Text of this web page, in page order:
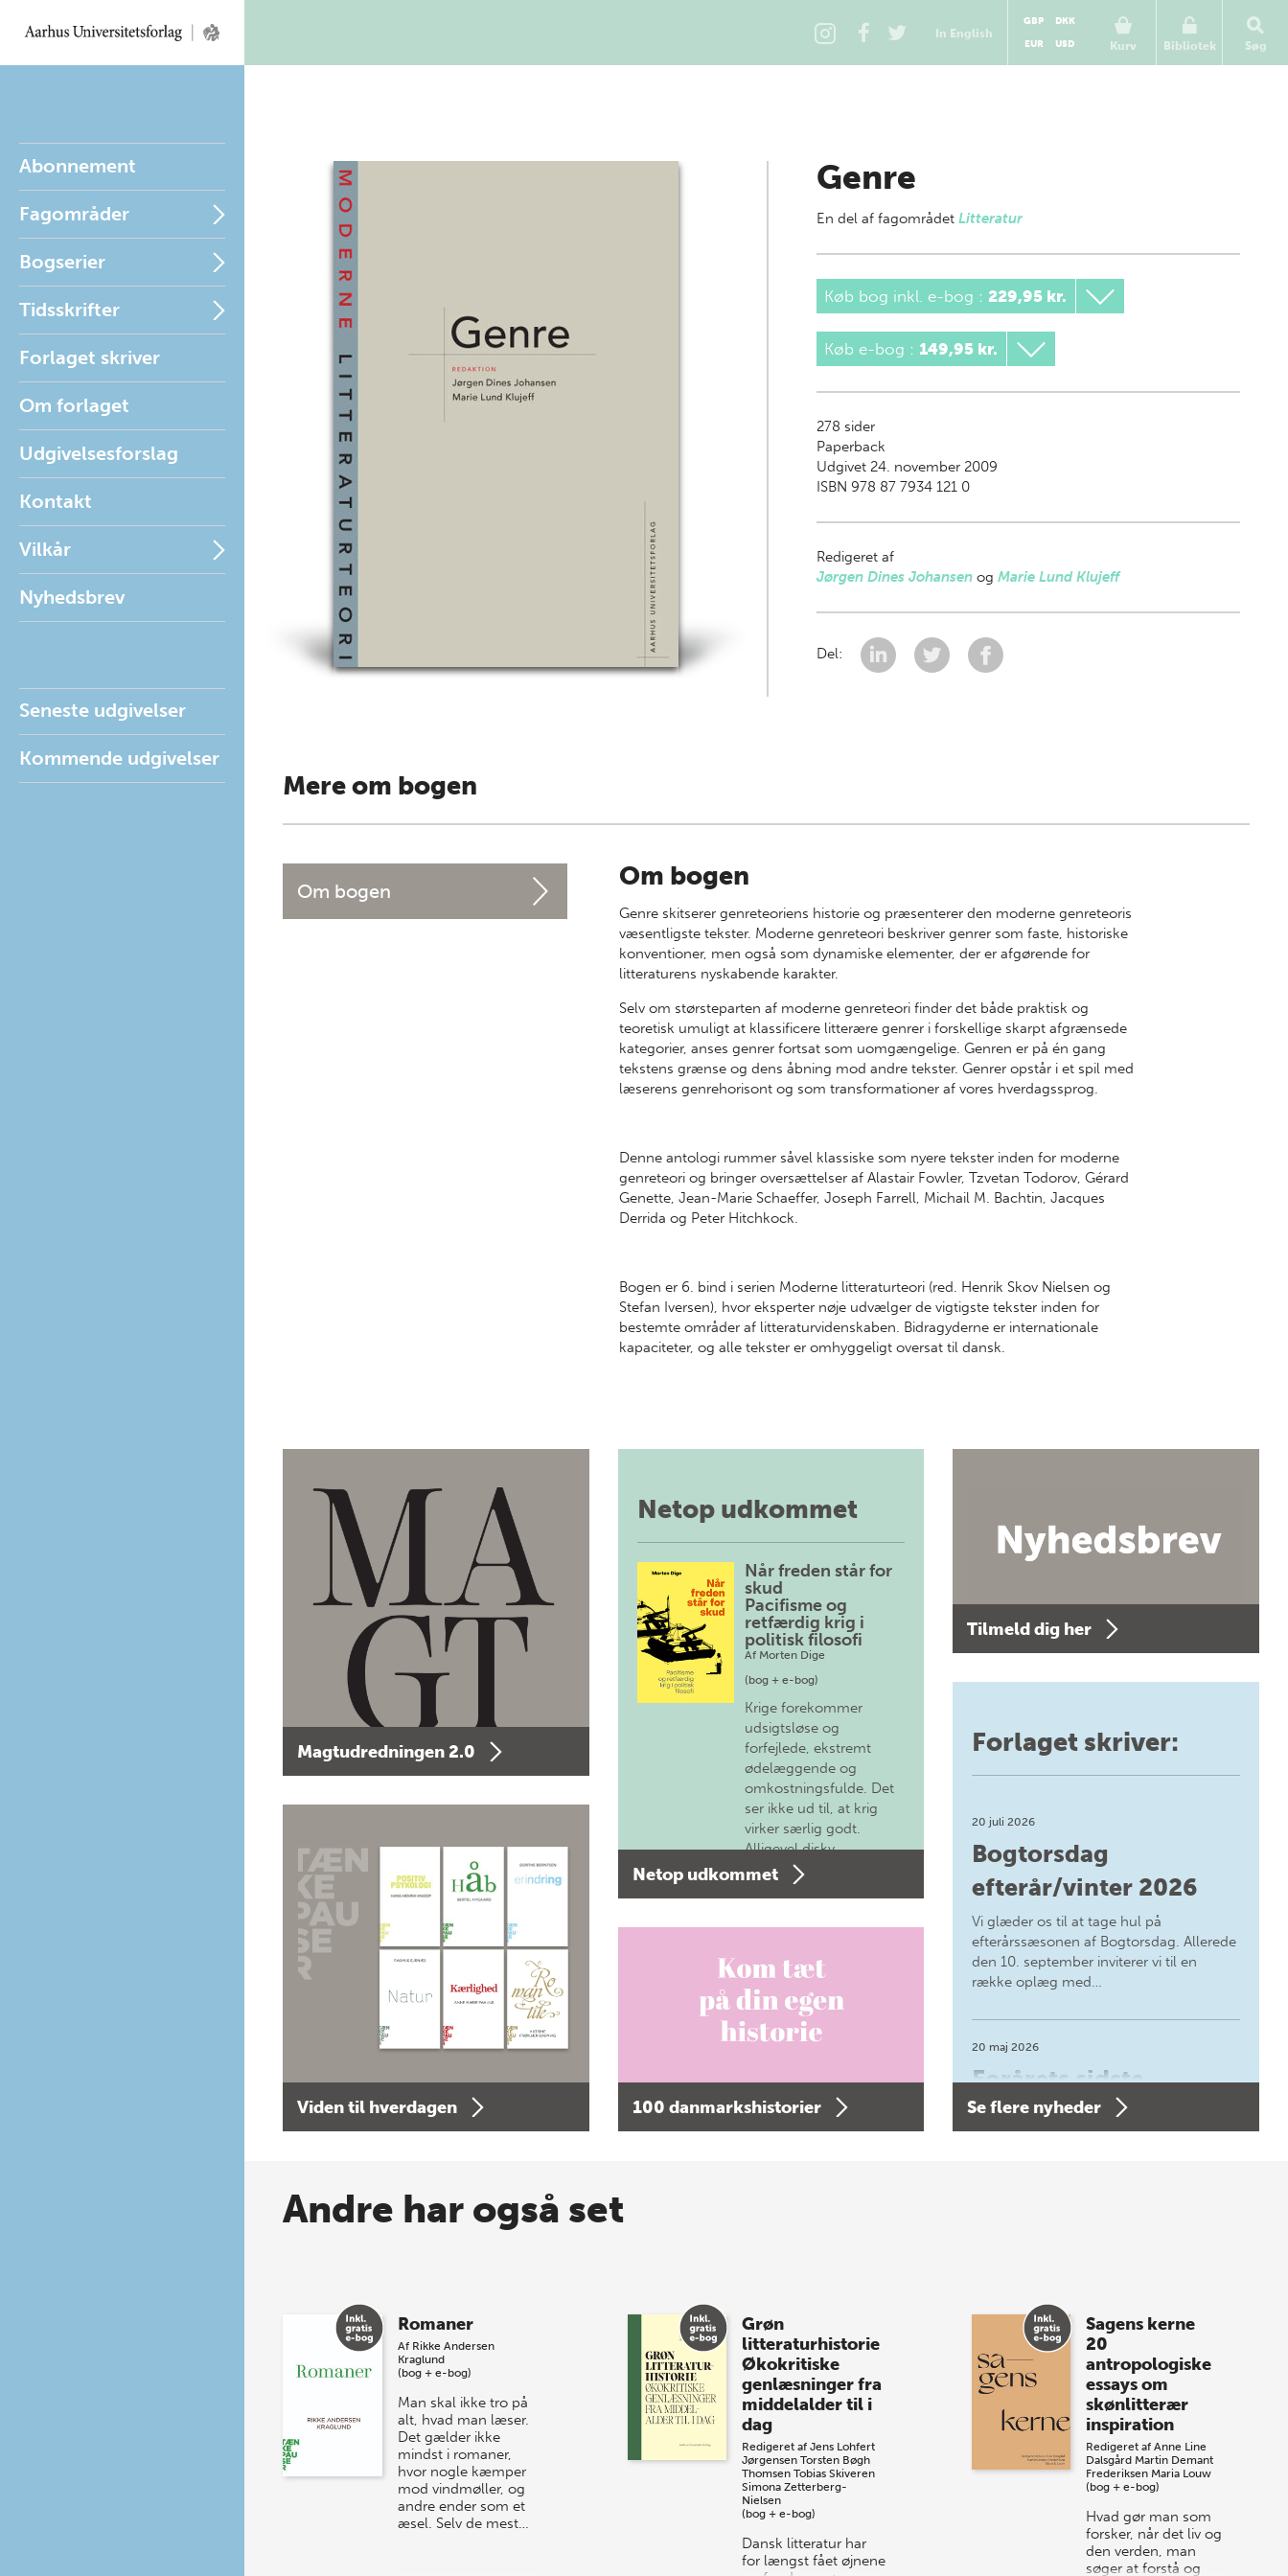
In English
Kurv
GBP
DKK
EUR
USD Bibliotek Søg
Abonnement
Fagområder
Bogserier
Tidsskrifter
Forlaget skriver
Om forlaget
Udgivelsesforslag
Kontakt
Vilkår
Nyhedsbrev
Seneste udgivelser
Kommende udgivelser
Genre
En del af fagområdet Litteratur
Køb bog inkl. e-bog : 229,95 kr.
Køb e-bog : 149,95 kr.
278 sider
Paperback
Udgivet 24. november 2009
ISBN 978 87 7934 121 0
Redigeret af
Jørgen Dines Johansenog Marie Lund Klujeff
Del:
Mere om bogen
Om bogen Om bogen
Genre skitserer genreteoriens historie og præsenterer den moderne genreteoris
væsentligste tekster. Moderne genreteori beskriver genrer som faste, historiske
konventioner, men også som dynamiske elementer, der er afgørende for
litteraturens nyskabende karakter.
Selv om størsteparten af moderne genreteori finder det både praktisk og
teoretisk umuligt at klassificere litterære genrer i forskellige skarpt afgrænsede
kategorier, anses genrer fortsat som uomgængelige. Genren er på én gang
tekstens grænse og dens åbning mod andre tekster. Genrer opstår i et spil med
læserens genrehorisont og som transformationer af vores hverdagssprog.
Denne antologi rummer såvel klassiske som nyere tekster inden for moderne
genreteori og bringer oversættelser af Alastair Fowler, Tzvetan Todorov, Gérard
Genette, Jean-Marie Schaeffer, Joseph Farrell, Michail M. Bachtin, Jacques
Derrida og Peter Hitchkock.
Bogen er 6. bind i serien Moderne litteraturteori (red. Henrik Skov Nielsen og
Stefan Iversen), hvor eksperter nøje udvælger de vigtigste tekster inden for
bestemte områder af litteraturvidenskaben. Bidragyderne er internationale
kapaciteter, og alle tekster er omhyggeligt oversat til dansk.
Magtudredningen 2.0
Viden til hverdagen
Netop udkommet
Når freden står for
skud
Pacifisme og
retfærdig krig i
politisk filosofi
Af Morten Dige
(bog + e-bog)
Krige forekommer
udsigtsløse og
forfejlede, ekstremt
ødelæggende og
omkostningsfulde. Det
ser ikke ud til, at krig
virker særlig godt.
Alligevel diskv…
Netop udkommet
100 danmarkshistorier
Tilmeld dig her
Forlaget skriver:
20 juli 2026
Bogtorsdag
efterår/vinter 2026
Vi glæder os til at tage hul på
efterårssæsonen af Bogtorsdag. Allerede
den 10. september inviterer vi til en
række oplæg med…
20 maj 2026
Forårets sidste
Bogtorsdag 11. juni
Spar op til 70% til
sommer-lagersalg!
Vi gentager succesen og inviterer igen i
år til vores store sommer-lagersalg,
så sæt kryds i kalenderen onsdag den
10. j…
Se flere nyheder
Andre har også set
Romaner
Af Rikke Andersen
Kraglund
(bog + e-bog)
Man skal ikke tro på
alt, hvad man læser.
Det gælder ikke
mindst i romaner,
hvor nogle kæmper
mod vindmøller, og
andre ender som et
æsel. Selv de mest…
Grøn
litteraturhistorie
Økokritiske
genlæsninger fra
middelalder til i
dag
Redigeret af Jens Lohfert
Jørgensen Torsten Bøgh
Thomsen Tobias Skiveren
Simona Zetterberg-
Nielsen
(bog + e-bog)
Dansk litteratur har
for længst fået øjnene
Sagens kerne
20
antropologiske
essays om
skønlitterær
inspiration
Redigeret afAnne Line
Dalsgård Martin Demant
Frederiksen Maria Louw
(bog + e-bog)
Hvad gør man som
forsker, når det liv og
den verden, man
søger at forstå og